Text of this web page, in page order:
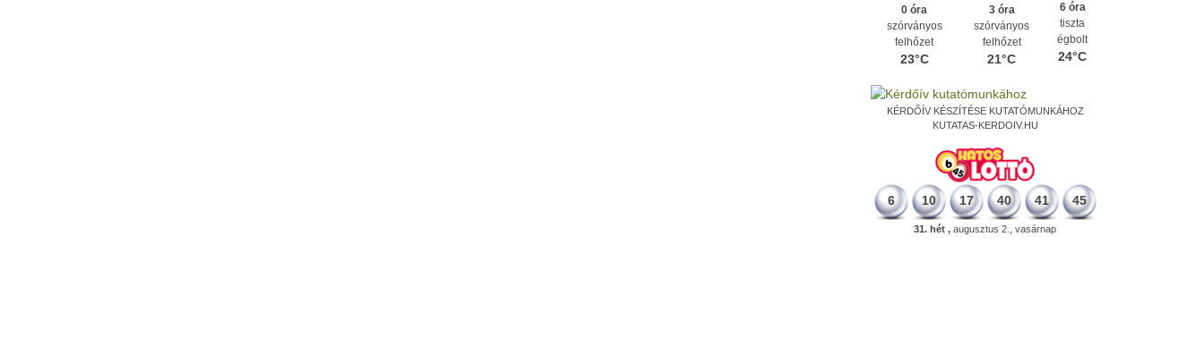
0 óra
szórványos
felhőzet
23°C
3 óra
szórványos
felhőzet
21°C
6 óra
tiszta
égbolt
24°C
KÉRDŐÍV KÉSZÍTÉSE KUTATÓMUNKÁHOZ
KUTATAS-KERDOIV.HU
6 10 17 40 41 45
31. hét , augusztus 2., vasárnap